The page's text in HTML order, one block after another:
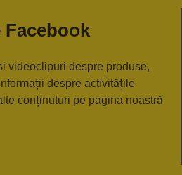
videoclipuri despre produse,
despre activitățile
conținuturi pe pagina noastră